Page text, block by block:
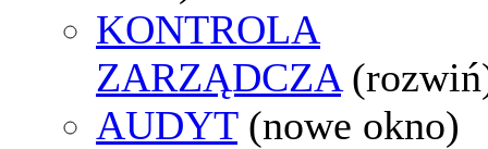
KONTROLA
ZARZĄDCZA
AUDYT (nowe okno)